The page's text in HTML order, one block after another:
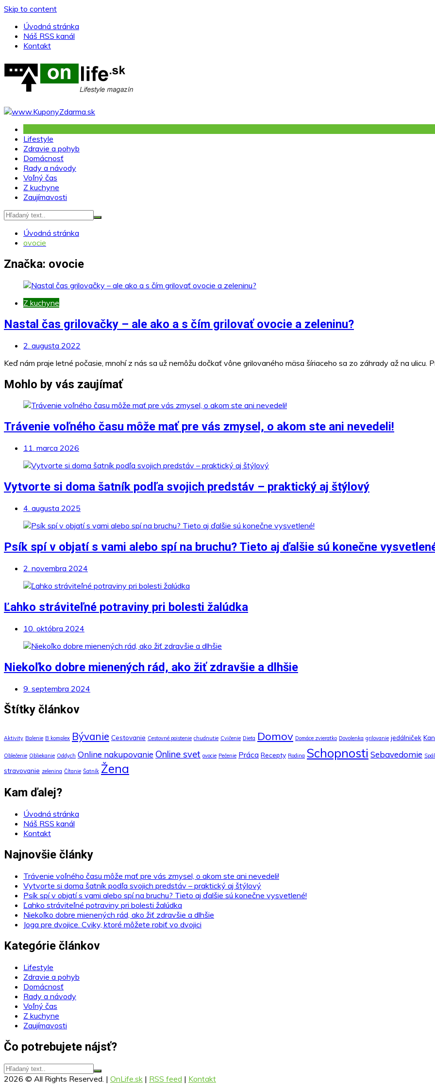
Skip to content
Úvodná stránka
Náš RSS kanál
Kontakt
Lifestyle
Zdravie a pohyb
Domácnosť
Rady a návody
Voľný čas
Z kuchyne
Zaujímavosti
Úvodná stránka
ovocie
Značka: ovocie
Z kuchyne
Nastal čas grilovačky – ale ako a s čím grilovať ovocie a zeleninu?
2. augusta 2022
Keď nám praje letné počasie, mnohí z nás sa už nemôžu dočkať vône grilovaného mäsa šíriaceho sa zo záhrady až na ulicu.
Mohlo by vás zaujímať
Trávenie voľného času môže mať pre vás zmysel, o akom ste ani nevedeli!
11. marca 2026
Vytvorte si doma šatník podľa svojich predstáv – praktický aj štýlový
4. augusta 2025
Psík spí v objatí s vami alebo spí na bruchu? Tieto aj ďalšie sú konečne
2. novembra 2024
Ľahko stráviteľné potraviny pri bolesti žalúdka
10. októbra 2024
Niekoľko dobre mienených rád, ako žiť zdravšie a dlhšie
9. septembra 2024
Štítky článkov
Aktivity Balenie B komplex Bývanie Cestovanie Cestovné poistenie chudnutie Cvičenie Dieťa Domov Domáce zvieratko Dovolenka grilovanie jedálniček
Oblečenie Obliekanie Oddych Online nakupovanie Online svet ovocie Pečenie Práca Recepty Rodina Schopnosti Sebavedomie
stravovanie zelenina Čítanie Šatník Žena
Kam ďalej?
Úvodná stránka
Náš RSS kanál
Kontakt
Najnovšie články
Trávenie voľného času môže mať pre vás zmysel, o akom ste ani nevedeli!
Vytvorte si doma šatník podľa svojich predstáv – praktický aj štýlový
Psík spí v objatí s vami alebo spí na bruchu? Tieto aj ďalšie sú konečne vysvetlené!
Ľahko stráviteľné potraviny pri bolesti žalúdka
Niekoľko dobre mienených rád, ako žiť zdravšie a dlhšie
Joga pre dvojice. Cviky, ktoré môžete robiť vo dvojici
Kategórie článkov
Lifestyle
Zdravie a pohyb
Domácnosť
Rady a návody
Voľný čas
Z kuchyne
Zaujímavosti
Čo potrebujete nájsť?
2026 © All Rights Reserved. | OnLife.sk | RSS feed | Kontakt